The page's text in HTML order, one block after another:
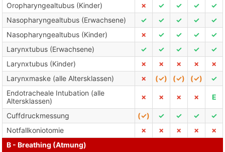
Oropharyngealtubus (Kinder)
✗ ✓ ✓ ✓
✓
Nasopharyngealtubus (Erwachsene)
✓ ✓ ✓ ✓
✓
Nasopharyngealtubus (Kinder)
✗ ✓ ✓ ✓
✓
Larynxtubus (Erwachsene)
✓ ✓ ✓ ✓
✓
Larynxtubus (Kinder)
✗ ✗ ✗ ✗
✗
Larynxmaske (alle Altersklassen)
✗ (✓) (✓) (✓)
✓
Endotracheale Intubation (alle
Altersklassen)
✗ ✗ ✗ ✗ E
Cuffdruckmessung (✓) ✓ ✓ ✓
✓
Notfallkoniotomie
✗ ✗ ✗ ✗
✗
B - Breathing (Atmung)